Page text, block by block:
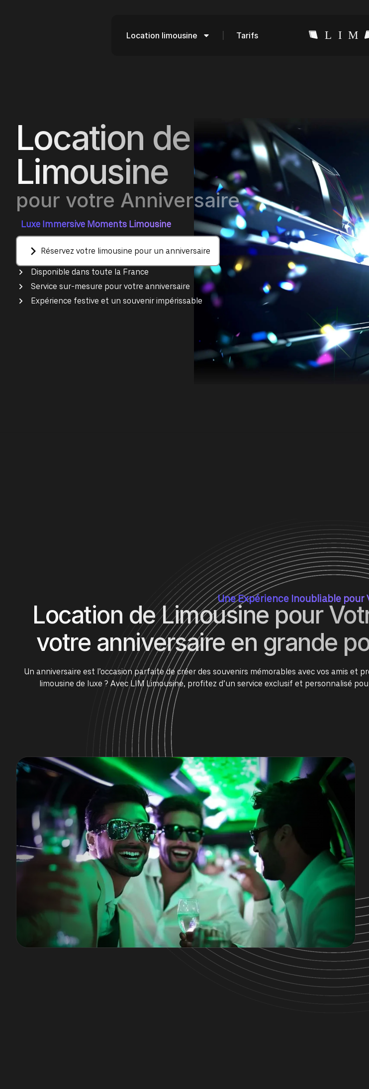
Location limousine Tarifs
Location de
Limousine
pour votre Anniversaire
Luxe Immersive Moments Limousine
Réservez votre limousine pour un anniversaire
Disponible dans toute la France
Service sur-mesure pour votre anniversaire
Expérience festive et un souvenir impérissable
Une Expérience Inoubliable pour
Location de Limousine pour
votre anniversaire en grande
Un anniversaire est l’occasion parfaite de créer des souvenirs mémorables avec vos amis
limousine de luxe ? Avec LIM Limousine, profitez d’un service exclusif et personnalisé